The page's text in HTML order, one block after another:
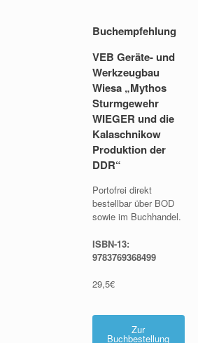
Buchempfehlung
VEB Geräte- und
Werkzeugbau
Wiesa „Mythos
Sturmgewehr
WIEGER und die
Kalaschnikow
Produktion der
DDR“
Portofrei direkt
bestellbar über BOD
sowie im Buchhandel.
ISBN-13:
9783769368499
29,5€
Zur
Buchbestellung